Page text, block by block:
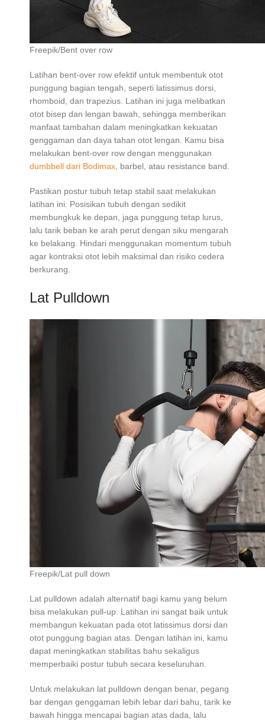
Freepik/Bent over row
Latihan bent-over row efektif untuk membentuk otot
punggung bagian tengah, seperti latissimus dorsi,
rhomboid, dan trapezius. Latihan ini juga melibatkan
otot bisep dan lengan bawah, sehingga memberikan
manfaat tambahan dalam meningkatkan kekuatan
genggaman dan daya tahan otot lengan. Kamu bisa
melakukan bent-over row dengan menggunakan
dumbbell dari Bodimax , barbel, atau resistance band.
Pastikan postur tubuh tetap stabil saat melakukan
latihan ini. Posisikan tubuh dengan sedikit
membungkuk ke depan, jaga punggung tetap lurus,
lalu tarik beban ke arah perut dengan siku mengarah
ke belakang. Hindari menggunakan momentum tubuh
agar kontraksi otot lebih maksimal dan risiko cedera
berkurang.
Lat Pulldown
Freepik/Lat pull down
Lat pulldown adalah alternatif bagi kamu yang belum
bisa melakukan pull-up. Latihan ini sangat baik untuk
membangun kekuatan pada otot latissimus dorsi dan
otot punggung bagian atas. Dengan latihan ini, kamu
dapat meningkatkan stabilitas bahu sekaligus
memperbaiki postur tubuh secara keseluruhan.
Untuk melakukan lat pulldown dengan benar, pegang
bar dengan genggaman lebih lebar dari bahu, tarik ke
bawah hingga mencapai bagian atas dada, lalu